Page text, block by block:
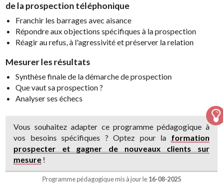
de la prospection téléphonique
Franchir les barrages avec aisance
Répondre aux objections spécifiques à la prospection
Réagir au refus, à l'agressivité et préserver la relation
Mesurer les résultats
Synthèse finale de la démarche de prospection
Que vaut sa prospection ?
Analyser ses échecs
Vous souhaitez adapter ce programme pédagogique à
vos besoins spécifiques ? Optez pour la formation
prospecter et gagner de nouveaux clients sur
mesure !
Programme pédagogique mis à jour le16-08-2025